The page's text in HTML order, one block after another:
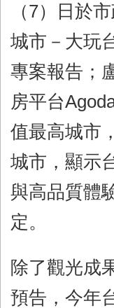
（7）日於
城市－大玩
專案報告；
房平台
值最高城市
城市，顯示
與高品質體
定。
除了觀光成
預告，今年